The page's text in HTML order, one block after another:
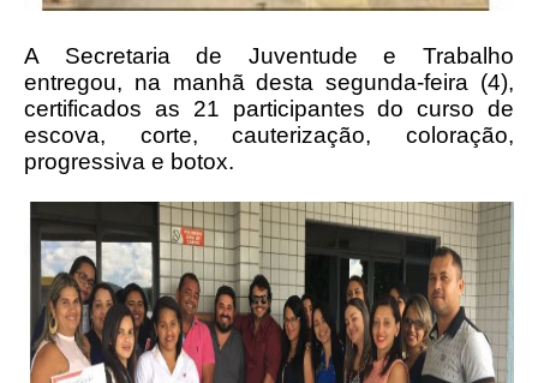
A Secretaria de Juventude e Trabalho
entregou, na manhã desta segunda-feira (4),
certificados as 21 participantes do curso de
escova, corte, cauterização, coloração,
progressiva e botox.